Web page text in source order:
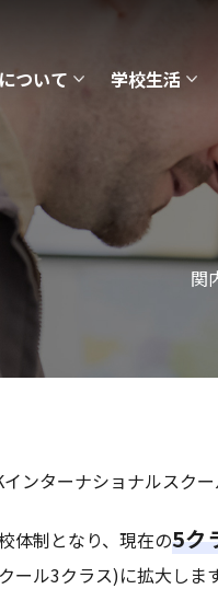
ついて 学校生活
関
ンターナショナルスクー
体制となり、現在の5ク
ール3クラス)に拡大します